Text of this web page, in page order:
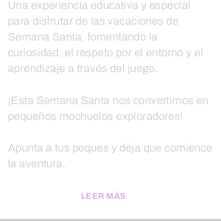
Una experiencia educativa y especial
para disfrutar de las vacaciones de
Semana Santa, fomentando la
curiosidad, el respeto por el entorno y el
aprendizaje a través del juego.
¡Esta Semana Santa nos convertimos en
pequeños mochuelos exploradores!
Apunta a tus peques y deja que comience
la aventura.
LEER MÁS